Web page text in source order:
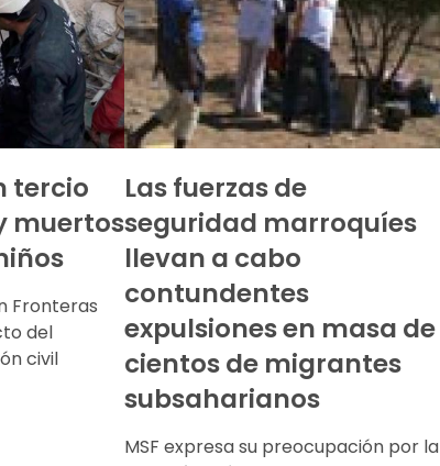
tercio
muertos
Fronteras
del
civil
Las fuerzas de
seguridad marroquíes
llevan a cabo
contundentes
expulsiones en masa de
cientos de migrantes
subsaharianos
MSF expresa su preocupación por la